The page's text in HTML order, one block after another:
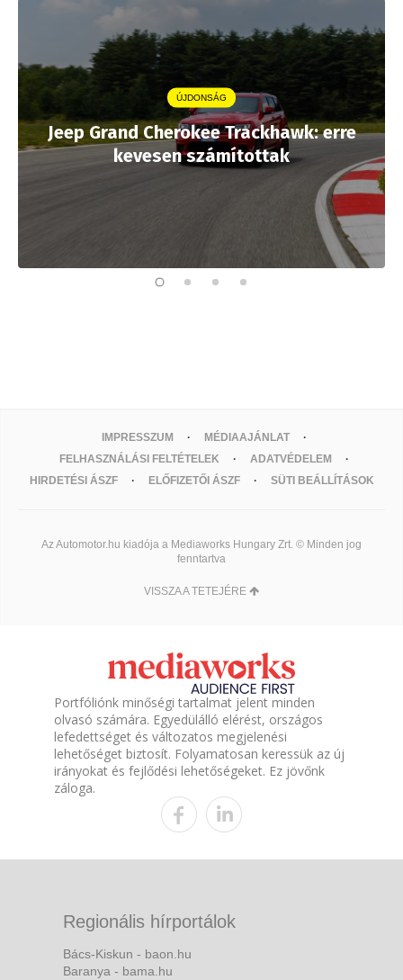
ÚJDONSÁG
Jeep Grand Cherokee Trackhawk: erre
kevesen számítottak
IMPRESSZUM
MÉDIAAJÁNLAT
FELHASZNÁLÁSI FELTÉTELEK
ADATVÉDELEM
HIRDETÉSI ÁSZF
ELŐFIZETŐI ÁSZF SÜTI BEÁLLÍTÁSOK
Az Automotor.hu kiadója a Mediaworks Hungary Zrt. © Minden jog
fenntartva
VISSZA A TETEJÉRE
Portfóliónk minőségi tartalmat jelent minden
olvasó számára. Egyedülálló elérést, országos
lefedettséget és változatos megjelenési
lehetőséget biztosít. Folyamatosan keressük az új
irányokat és fejlődési lehetőségeket. Ez jövőnk
záloga.
Regionális hírportálok
Bács-Kiskun - baon.hu
Baranya - bama.hu